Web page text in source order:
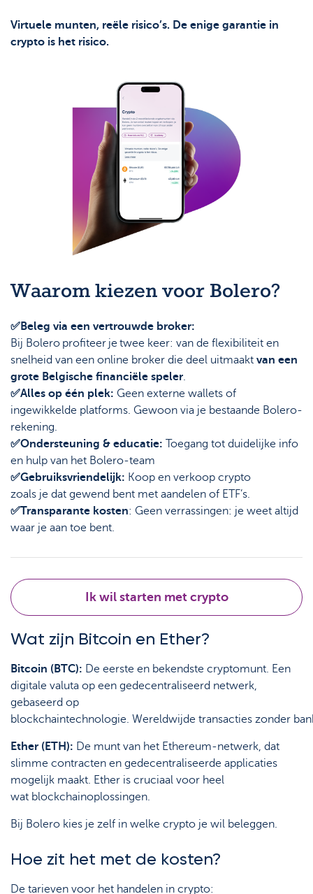
Virtuele munten, reële risico’s. De enige garantie in
crypto is het risico.
Waarom kiezen voor Bolero?
✅Beleg via een vertrouwde broker:
Bij Bolero profiteer je twee keer: van de flexibiliteit en
snelheid van een online broker die deel uitmaakt van een
grote Belgische financiële speler.
✅Alles op één plek: Geen externe wallets of
ingewikkelde platforms. Gewoon via je bestaande Bolero-
rekening.
✅Ondersteuning & educatie: Toegang tot duidelijke info
en hulp van het Bolero-team
✅Gebruiksvriendelijk: Koop en verkoop crypto
zoals je dat gewend bent met aandelen of ETF’s.
✅Transparante kosten: Geen verrassingen: je weet altijd
waar je aan toe bent.
Ik wil starten met crypto
Wat zijn Bitcoin en Ether?
Bitcoin (BTC): De eerste en bekendste cryptomunt. Een
digitale valuta op een gedecentraliseerd netwerk,
gebaseerd op
blockchaintechnologie. Wereldwijde transacties zonder
Ether (ETH): De munt van het Ethereum-netwerk, dat
slimme contracten en gedecentraliseerde applicaties
mogelijk maakt. Ether is cruciaal voor heel
wat blockchainoplossingen.
Bij Bolero kies je zelf in welke crypto je wil beleggen.
Hoe zit het met de kosten?
De tarieven voor het handelen in crypto: